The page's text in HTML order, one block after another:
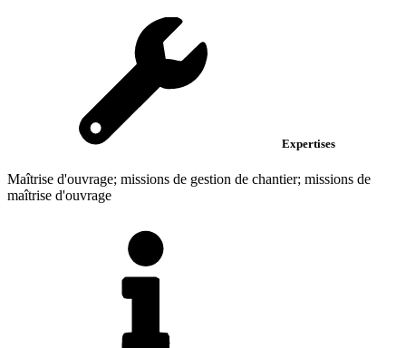
Expertises
Maîtrise d'ouvrage; missions de gestion de chantier; missions de
maîtrise d'ouvrage